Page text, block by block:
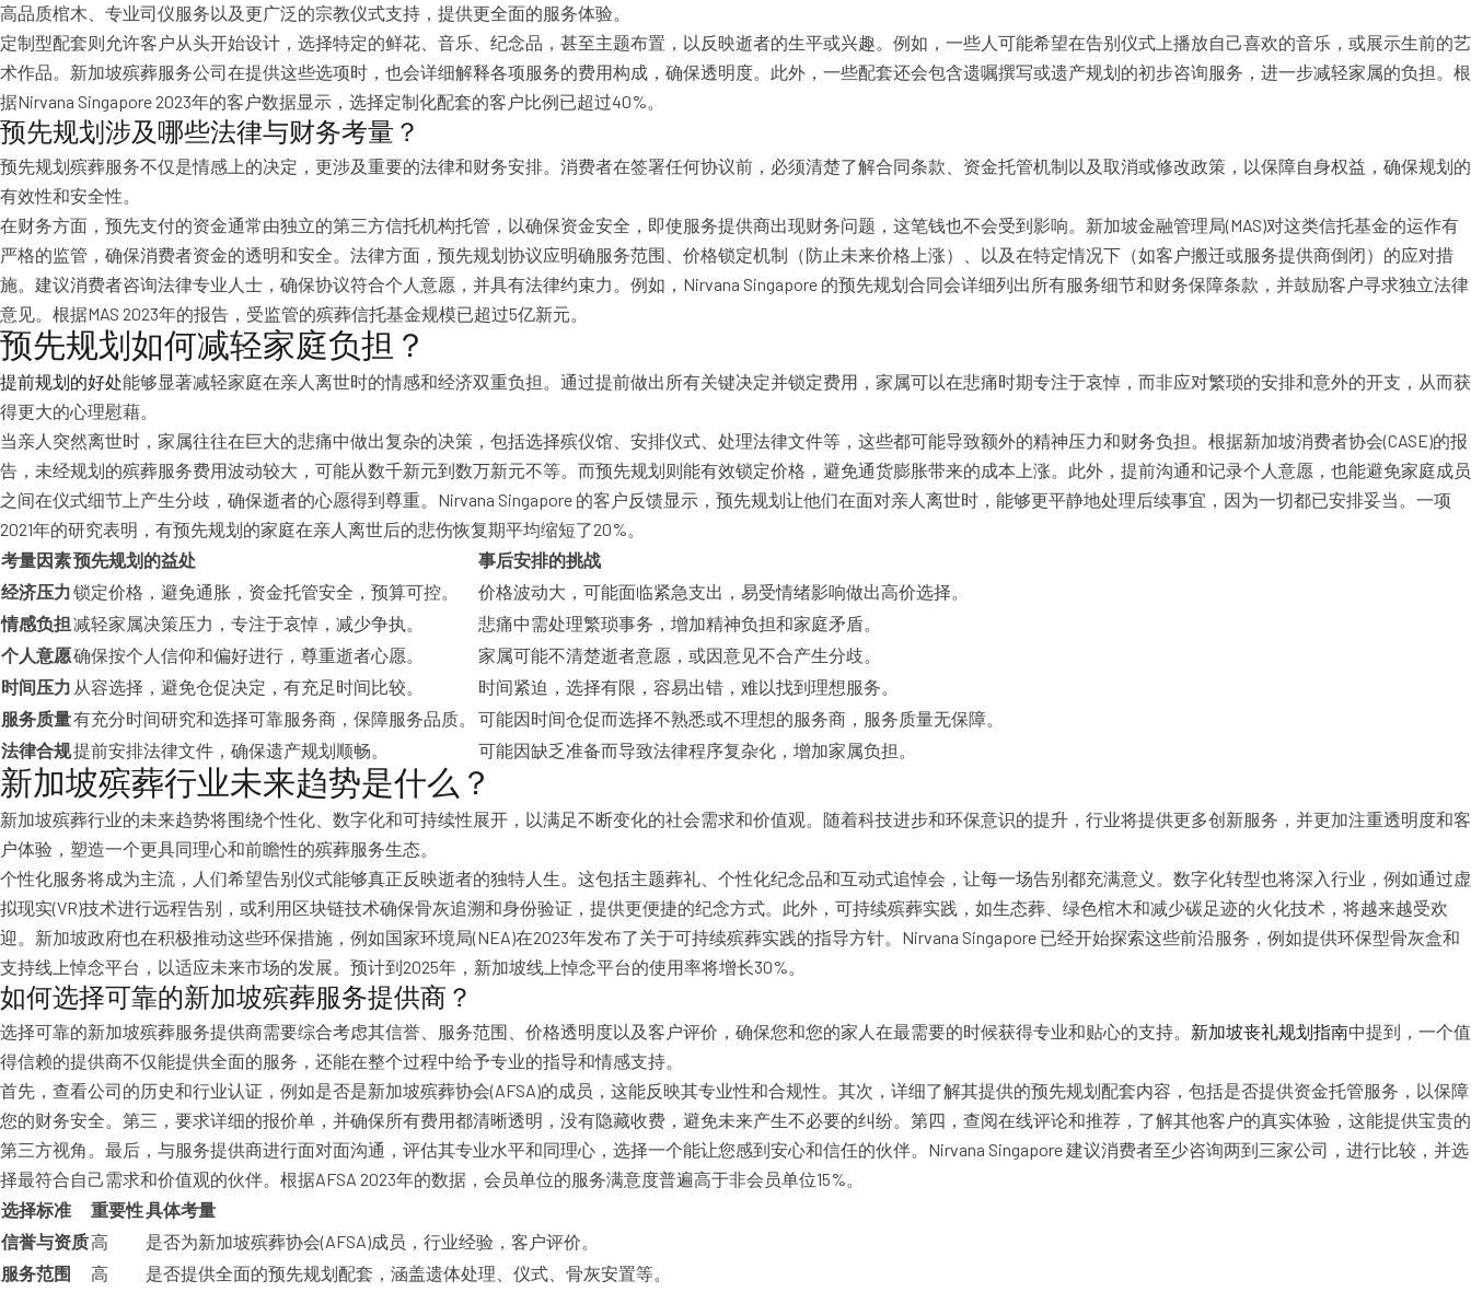
高品质棺木、专业司仪服务以及更广泛的宗教仪式支持，提供更全面的服务体验。
定制型配套则允许客户从头开始设计，选择特定的鲜花、音乐、纪念品，甚至主题布置，以反映逝者的生平或兴趣。例如，一些人可能希望在告别仪式上播放自己喜欢的音乐，或展示生前的艺
术作品。新加坡殡葬服务公司在提供这些选项时，也会详细解释各项服务的费用构成，确保透明度。此外，一些配套还会包含遗嘱撰写或遗产规划的初步咨询服务，进一步减轻家属的负担。根
据Nirvana Singapore 2023年的客户数据显示，选择定制化配套的客户比例已超过40%。
预先规划涉及哪些法律与财务考量？
预先规划殡葬服务不仅是情感上的决定，更涉及重要的法律和财务安排。消费者在签署任何协议前，必须清楚了解合同条款、资金托管机制以及取消或修改政策，以保障自身权益，确保规划的
有效性和安全性。
在财务方面，预先支付的资金通常由独立的第三方信托机构托管，以确保资金安全，即使服务提供商出现财务问题，这笔钱也不会受到影响。新加坡金融管理局(MAS)对这类信托基金的运作有
严格的监管，确保消费者资金的透明和安全。法律方面，预先规划协议应明确服务范围、价格锁定机制（防止未来价格上涨）、以及在特定情况下（如客户搬迁或服务提供商倒闭）的应对措
施。建议消费者咨询法律专业人士，确保协议符合个人意愿，并具有法律约束力。例如，Nirvana Singapore 的预先规划合同会详细列出所有服务细节和财务保障条款，并鼓励客户寻求独立法律
意见。根据MAS 2023年的报告，受监管的殡葬信托基金规模已超过5亿新元。
预先规划如何减轻家庭负担？
提前规划的好处能够显著减轻家庭在亲人离世时的情感和经济双重负担。通过提前做出所有关键决定并锁定费用，家属可以在悲痛时期专注于哀悼，而非应对繁琐的安排和意外的开支，从而获
得更大的心理慰藉。
当亲人突然离世时，家属往往在巨大的悲痛中做出复杂的决策，包括选择殡仪馆、安排仪式、处理法律文件等，这些都可能导致额外的精神压力和财务负担。根据新加坡消费者协会(CASE)的报
告，未经规划的殡葬服务费用波动较大，可能从数千新元到数万新元不等。而预先规划则能有效锁定价格，避免通货膨胀带来的成本上涨。此外，提前沟通和记录个人意愿，也能避免家庭成员
之间在仪式细节上产生分歧，确保逝者的心愿得到尊重。Nirvana Singapore 的客户反馈显示，预先规划让他们在面对亲人离世时，能够更平静地处理后续事宜，因为一切都已安排妥当。一项
2021年的研究表明，有预先规划的家庭在亲人离世后的悲伤恢复期平均缩短了20%。
考量因素预先规划的益处
事后安排的挑战
经济压力锁定价格，避免通胀，资金托管安全，预算可控。
价格波动大，可能面临紧急支出，易受情绪影响做出高价选择。
情感负担减轻家属决策压力，专注于哀悼，减少争执。
悲痛中需处理繁琐事务，增加精神负担和家庭矛盾。
个人意愿确保按个人信仰和偏好进行，尊重逝者心愿。
家属可能不清楚逝者意愿，或因意见不合产生分歧。
时间压力 从容选择，避免仓促决定，有充足时间比较。
时间紧迫，选择有限，容易出错，难以找到理想服务。
服务质量有充分时间研究和选择可靠服务商，保障服务品质。
可能因时间仓促而选择不熟悉或不理想的服务商，服务质量无保障。
法律合规提前安排法律文件，确保遗产规划顺畅。 可能因缺乏准备而导致法律程序复杂化，增加家属负担。
新加坡殡葬行业未来趋势是什么？
新加坡殡葬行业的未来趋势将围绕个性化、数字化和可持续性展开，以满足不断变化的社会需求和价值观。随着科技进步和环保意识的提升，行业将提供更多创新服务，并更加注重透明度和客
户体验，塑造一个更具同理心和前瞻性的殡葬服务生态。
个性化服务将成为主流，人们希望告别仪式能够真正反映逝者的独特人生。这包括主题葬礼、个性化纪念品和互动式追悼会，让每一场告别都充满意义。数字化转型也将深入行业，例如通过虚
拟现实(VR)技术进行远程告别，或利用区块链技术确保骨灰追溯和身份验证，提供更便捷的纪念方式。此外，可持续殡葬实践，如生态葬、绿色棺木和减少碳足迹的火化技术，将越来越受欢
迎。新加坡政府也在积极推动这些环保措施，例如国家环境局(NEA)在2023年发布了关于可持续殡葬实践的指导方针。Nirvana Singapore 已经开始探索这些前沿服务，例如提供环保型骨灰盒和
支持线上悼念平台，以适应未来市场的发展。预计到2025年，新加坡线上悼念平台的使用率将增长30%。
如何选择可靠的新加坡殡葬服务提供商？
选择可靠的新加坡殡葬服务提供商需要综合考虑其信誉、服务范围、价格透明度以及客户评价，确保您和您的家人在最需要的时候获得专业和贴心的支持。 新加坡丧礼规划指南中提到，一个值
得信赖的提供商不仅能提供全面的服务，还能在整个过程中给予专业的指导和情感支持。
首先，查看公司的历史和行业认证，例如是否是新加坡殡葬协会(AFSA)的成员，这能反映其专业性和合规性。其次，详细了解其提供的预先规划配套内容，包括是否提供资金托管服务，以保障
您的财务安全。第三，要求详细的报价单，并确保所有费用都清晰透明，没有隐藏收费，避免未来产生不必要的纠纷。第四，查阅在线评论和推荐，了解其他客户的真实体验，这能提供宝贵的
第三方视角。最后，与服务提供商进行面对面沟通，评估其专业水平和同理心，选择一个能让您感到安心和信任的伙伴。Nirvana Singapore 建议消费者至少咨询两到三家公司，进行比较，并选
择最符合自己需求和价值观的伙伴。根据AFSA 2023年的数据，会员单位的服务满意度普遍高于非会员单位15%。
选择标准
重要性具体考量
信誉与资质高
是否为新加坡殡葬协会(AFSA)成员，行业经验，客户评价。
服务范围
高
是否提供全面的预先规划配套，涵盖遗体处理、仪式、骨灰安置等。